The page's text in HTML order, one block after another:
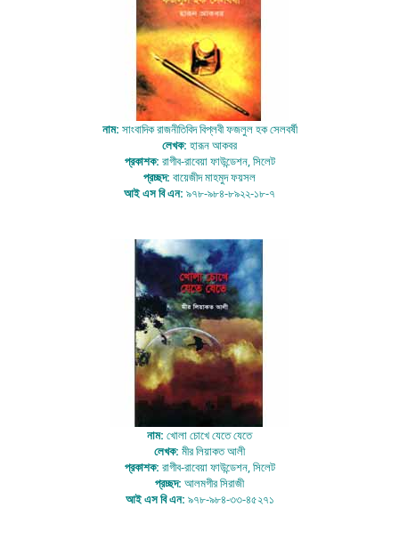
নাম: সাংবাদিক রাজনীতিবিদ বিপ্লবী ফজলুল হক সেলবর্ষী
লেখক: হারূন আকবর
প্রকাশক: রাগীব-রাবেয়া ফাউন্ডেশন, সিলেট
প্রচ্ছদ: বায়েজীদ মাহমুদ ফয়সল
আই এস বি এন: ৯৭৮-৯৮৪-৮৯২২-১৮-৭
নাম: খোলা চোখে যেতে যেতে
লেখক: মীর লিয়াকত আলী
প্রকাশক: রাগীব-রাবেয়া ফাউন্ডেশন, সিলেট
প্রচ্ছদ: আলমগীর সিরাজী
আই এস বি এন: ৯৭৮-৯৮৪-৩৩-৪৫২৭১